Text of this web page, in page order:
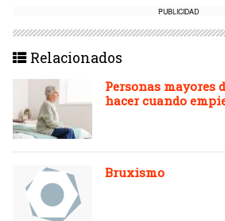
PUBLICIDAD
Relacionados
Personas mayores
hacer cuando
Bruxismo